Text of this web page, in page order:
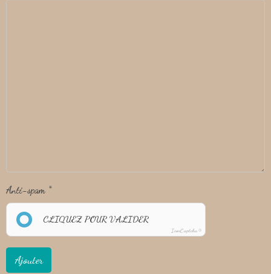
Anti-spam
CLIQUEZ POUR VALIDER
IconCaptcha ©
Ajouter